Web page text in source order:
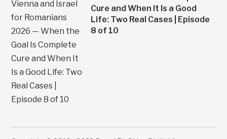
Cure and When It Is a Good
Life: Two Real Cases | Episode
8 of 10